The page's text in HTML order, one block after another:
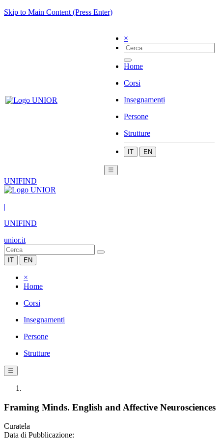
Skip to Main Content (Press Enter)
×
Home
Corsi
Insegnamenti
Persone
Strutture
IT EN
☰
UNIFIND
|
UNIFIND
unior.it
IT EN
×
Home
Corsi
Insegnamenti
Persone
Strutture
☰
Framing Minds. English and Affective Neurosciences
Curatela
Data di Pubblicazione: